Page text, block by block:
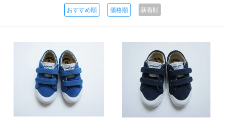
おすすめ順 価格順 新着順